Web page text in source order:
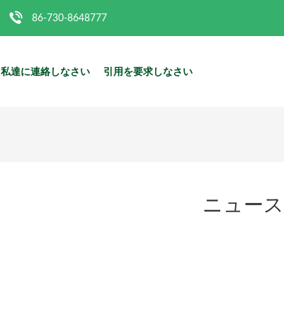
86-730-8648777
私達に連絡しなさい 引用を要求しなさい
ニュース